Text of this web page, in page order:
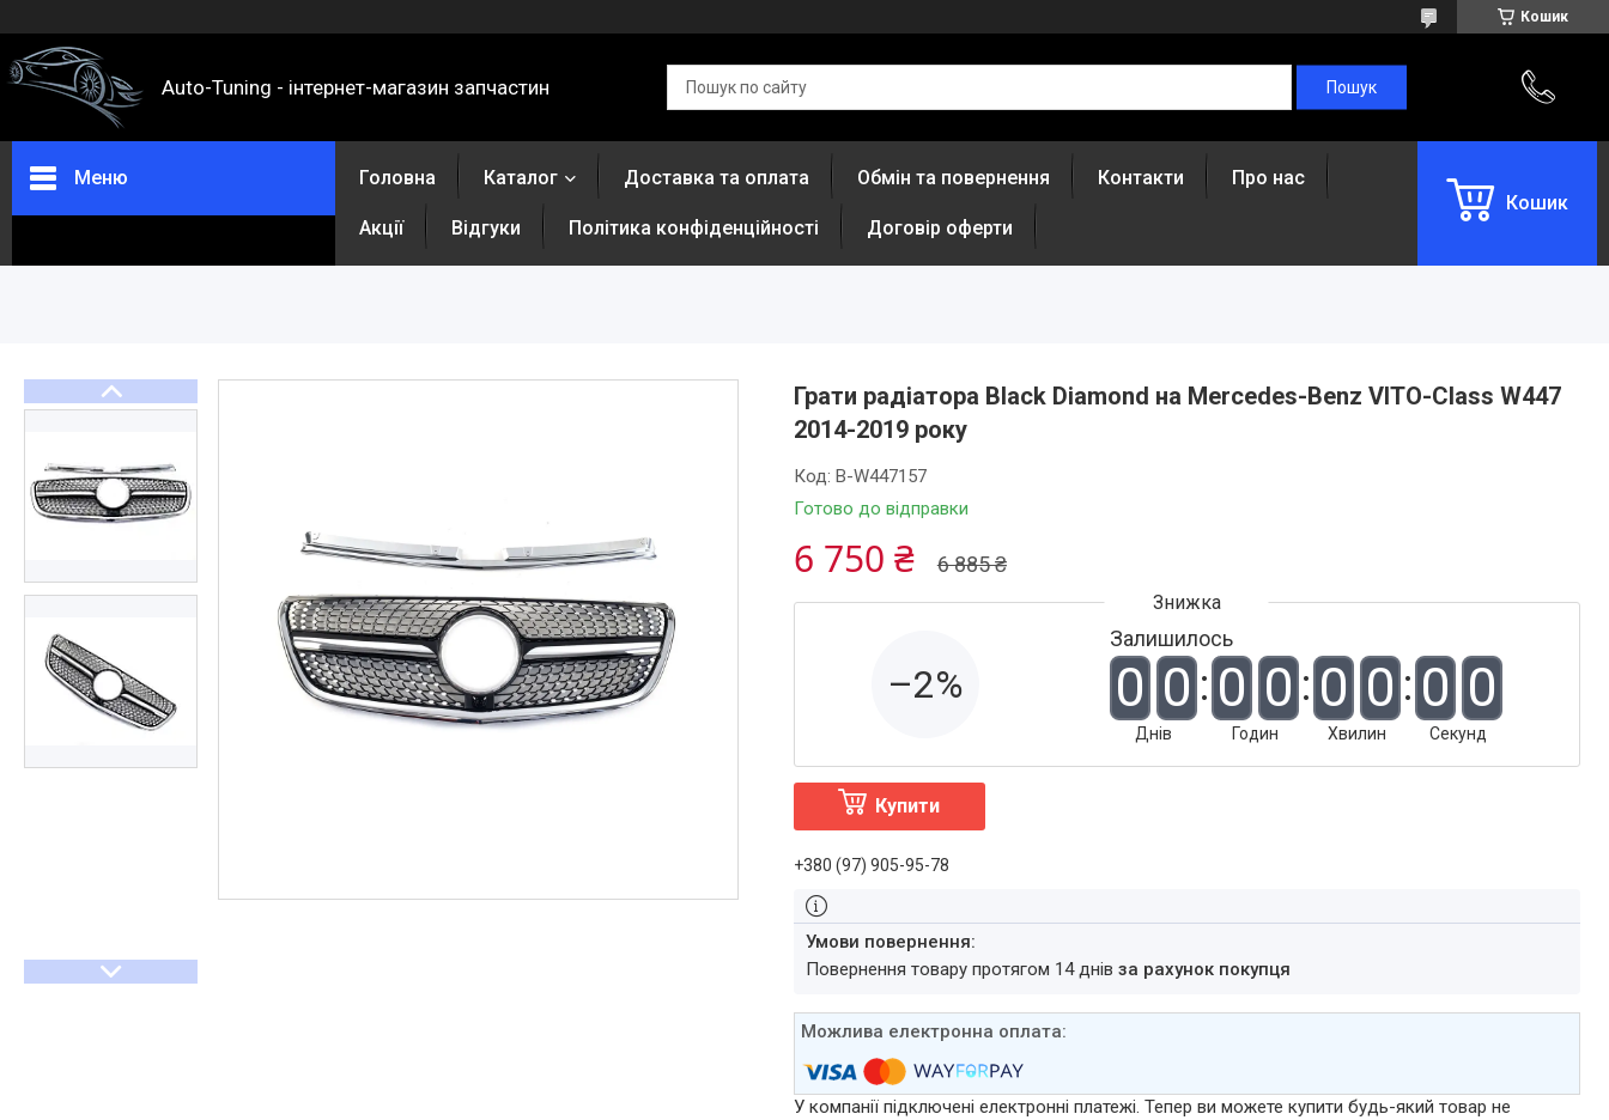
Кошик
Auto-Tuning - інтернет-магазин запчастин
Меню
Повернення та обмін
Акції
Політика конфіденційності
Головна Каталог Доставка та оплата Обмін та повернення Контакти Про нас
Акції Відгуки Політика конфіденційності Договір оферти
Кошик
Грати радіатора Black Diamond на Mercedes-Benz VITO-Class W447
2014-2019 року
Готово до відправки
Код: B-W447157
6 885 ₴
6 750 ₴
–2%
Залишилось
0 0
Днів
0 0
Годин
0 0
Хвилин
0 0
Секунд
Купити
+380 (97) 905-95-78
повернення товару протягом 14 днів за рахунок покупця
У компанії підключені електронні платежі. Тепер ви можете купити будь-який товар не